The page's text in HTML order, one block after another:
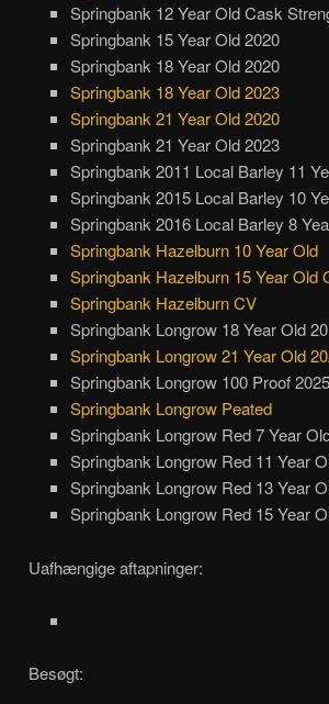
Springbank 12 Year Old Cask
Springbank 15 Year Old 2020
Springbank 18 Year Old 2020
Springbank 18 Year Old 2023
Springbank 21 Year Old 2020
Springbank 21 Year Old 2023
Springbank 2011 Local Barley 11
Springbank 2015 Local Barley 10
Springbank 2016 Local Barley 8
Springbank Hazelburn 10 Year Old
Springbank Hazelburn 15 Year Old
Springbank Hazelburn CV
Springbank Longrow 18 Year Old
Springbank Longrow 21 Year Old
Springbank Longrow 100 Proof 2025
Springbank Longrow Peated
Springbank Longrow Red 7 Year
Springbank Longrow Red 11 Year
Springbank Longrow Red 13 Year
Springbank Longrow Red 15 Year
Uafhængige aftapninger:
Besøgt: